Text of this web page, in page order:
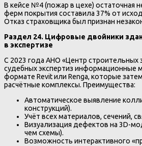
В кейсе №4 (пожар в цехе) остаточная
ферм покрытия составила 37% от
Отказ страховщика был признан
Раздел 24. Цифровые двойники
в экспертизе
С 2023 года АНО «Центр строительных
судебных экспертиз информационные
формате Revit или Renga, которые
расчётные комплексы. Преимущества:
Автоматическое выявление
конструкций).
Учёт всех материалов, сечений,
Визуализация дефектов на 3D-
чем схемы).
Возможность интерактивного